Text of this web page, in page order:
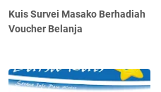
Kuis Survei Masako Berhadiah
Voucher Belanja